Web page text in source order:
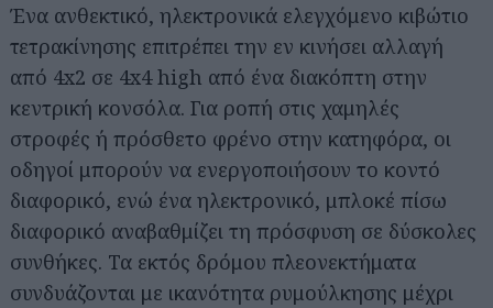
Ένα ανθεκτικό, ηλεκτρονικά ελεγχόμενο κιβώτιο
τετρακίνησης επιτρέπει την εν κινήσει αλλαγή
από 4x2 σε 4x4 high από ένα διακόπτη στην
κεντρική κονσόλα. Για ροπή στις χαμηλές
στροφές ή πρόσθετο φρένο στην κατηφόρα, οι
οδηγοί μπορούν να ενεργοποιήσουν το κοντό
διαφορικό, ενώ ένα ηλεκτρονικό, μπλοκέ πίσω
διαφορικό αναβαθμίζει τη πρόσφυση σε δύσκολες
συνθήκες. Τα εκτός δρόμου πλεονεκτήματα
συνδυάζονται με ικανότητα ρυμούλκησης μέχρι